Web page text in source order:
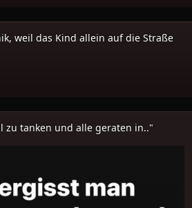
weil das Kind allein auf die Straße
zu tanken und alle geraten in.."